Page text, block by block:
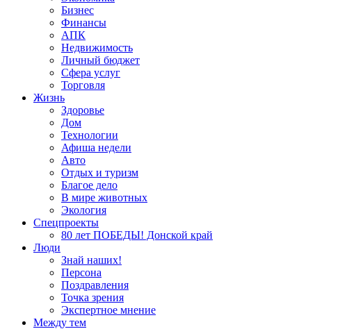
Бизнес
Финансы
АПК
Недвижимость
Личный бюджет
Сфера услуг
Торговля
Жизнь
Здоровье
Дом
Технологии
Афиша недели
Авто
Отдых и туризм
Благое дело
В мире животных
Экология
Спецпроекты
80 лет ПОБЕДЫ! Донской край
Люди
Знай наших!
Персона
Поздравления
Точка зрения
Экспертное мнение
Между тем